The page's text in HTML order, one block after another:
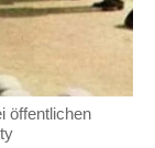
öffentlichen